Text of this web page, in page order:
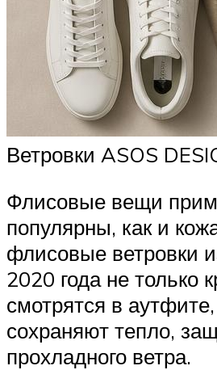
Ветровки ASOS
Флисовые вещи
популярны, как и
флисовые ветровки
2020 года не только
смотрятся в
сохраняют тепло,
прохладного ветра.